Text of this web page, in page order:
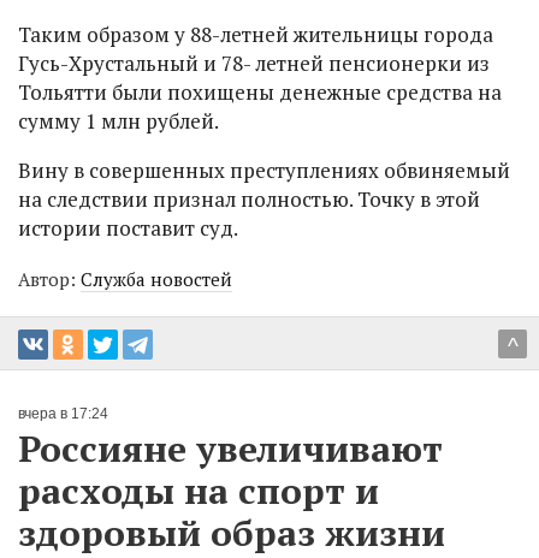
Таким образом у 88-летней жительницы города
Гусь-Хрустальный и 78- летней пенсионерки из
Тольятти были похищены денежные средства на
сумму 1 млн рублей.
Вину в совершенных преступлениях обвиняемый
на следствии признал полностью. Точку в этой
истории поставит суд.
Автор: Служба новостей
^
вчера в 17:24
Россияне увеличивают
расходы на спорт и
здоровый образ жизни